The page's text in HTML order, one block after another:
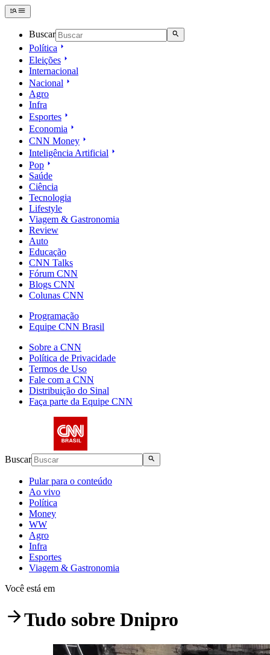
Buscar
Política
Eleições
Internacional
Nacional
Agro
Infra
Esportes
Economia
CNN Money
Inteligência Artificial
Pop
Saúde
Ciência
Tecnologia
Lifestyle
Viagem & Gastronomia
Review
Auto
Educação
CNN Talks
Fórum CNN
Blogs CNN
Colunas CNN
Programação
Equipe CNN Brasil
Sobre a CNN
Política de Privacidade
Termos de Uso
Fale com a CNN
Distribuição do Sinal
Faça parte da Equipe CNN
Buscar
Pular para o conteúdo
Ao vivo
Política
Money
WW
Agro
Infra
Esportes
Viagem & Gastronomia
Você está em
Tudo sobre Dnipro